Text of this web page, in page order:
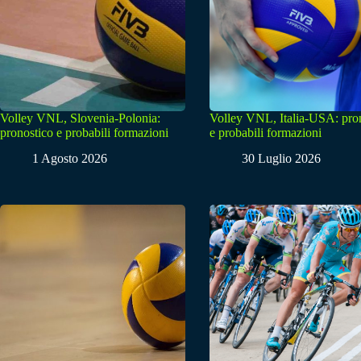
Volley VNL, Slovenia-Polonia:
pronostico e probabili formazioni
1 Agosto 2026
Volley VNL, Italia-USA:
e probabili formazioni
30 Luglio 2026